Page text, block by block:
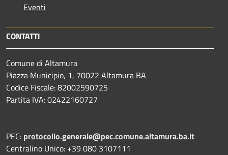
Eventi
CONTATTI
Comune di Altamura
Piazza Municipio, 1, 70022 Altamura BA
Codice Fiscale: 82002590725
Partita IVA: 02422160727
PEC: protocollo.generale@pec.comune.altamura.ba.it
Centralino Unico: +39 080 3107111